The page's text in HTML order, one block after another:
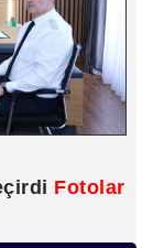
Fotolar